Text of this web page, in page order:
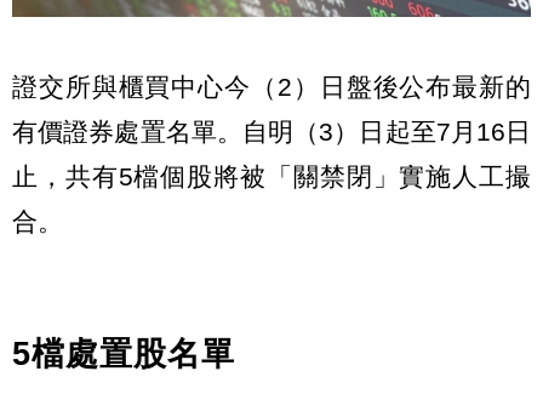
證交所與櫃買中心今（2）日盤後公布最新的
有價證券處置名單。自明（3）日起至7月16日
止，共有5檔個股將被「關禁閉」實施人工撮
合。
5檔處置股名單